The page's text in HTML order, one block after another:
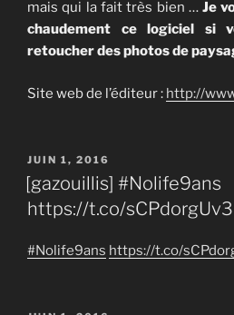
mais qui la fait très bien …Je
chaudement ce logiciel si
retoucher des photos de
Site web de l’éditeur : http://
PUBLIÉ
LE
JUIN 1, 2016
[gazouillis] #Nolife9ans
https://t.co/sCPdorgUv3
#Nolife9ans https://t.co/